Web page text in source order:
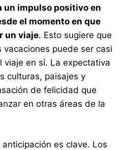
un impulso positivo en
el momento en que
un viaje. Esto sugiere que
puede ser casi
en sí. La expectativa
culturas, paisajes y
de felicidad que
en otras áreas de la
es clave. Los